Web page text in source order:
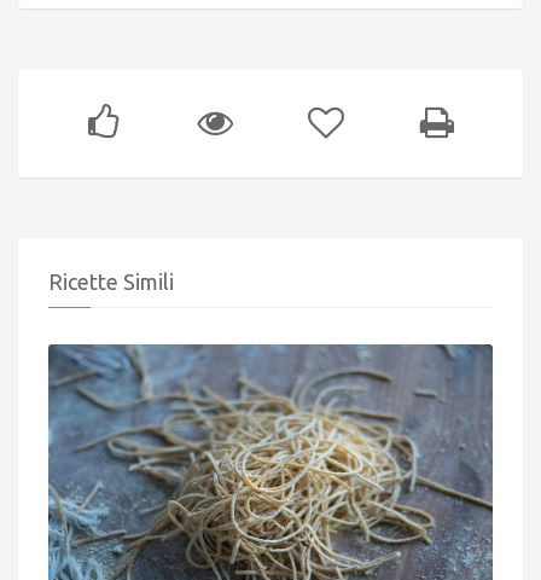
Ricette Simili